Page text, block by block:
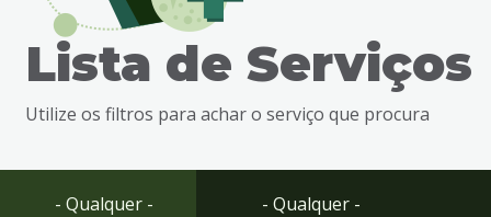
busca
Ir
Lista de Serviços
Utilize os filtros para achar o serviço que procura
- Qualquer - - Qualquer -